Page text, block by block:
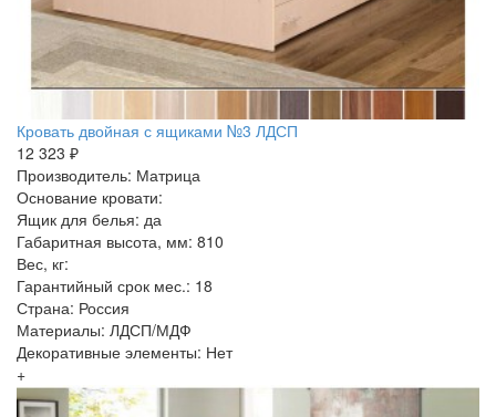
Кровать двойная с ящиками №3 ЛДСП
12 323 ₽
Производитель: Матрица
Основание кровати:
Ящик для белья: да
Габаритная высота, мм: 810
Вес, кг:
Гарантийный срок мес.: 18
Страна: Россия
Материалы: ЛДСП/МДФ
Декоративные элементы: Нет
+